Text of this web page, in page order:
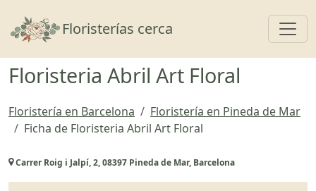
Floristerías cerca
Floristeria Abril Art Floral
Floristería en Barcelona
Floristería en Pineda de Mar
Ficha de Floristeria Abril Art Floral
Carrer Roig i Jalpí, 2, 08397 Pineda de Mar, Barcelona